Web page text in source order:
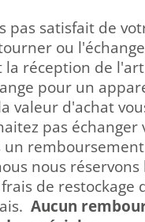
pas satisfait de
ou
la réception de
pour un
valeur d'achat
pas échanger
un
nous
de restockage
Aucun